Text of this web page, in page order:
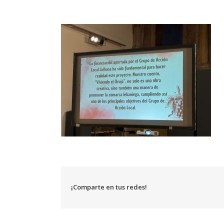
¡Comparte en tus redes!